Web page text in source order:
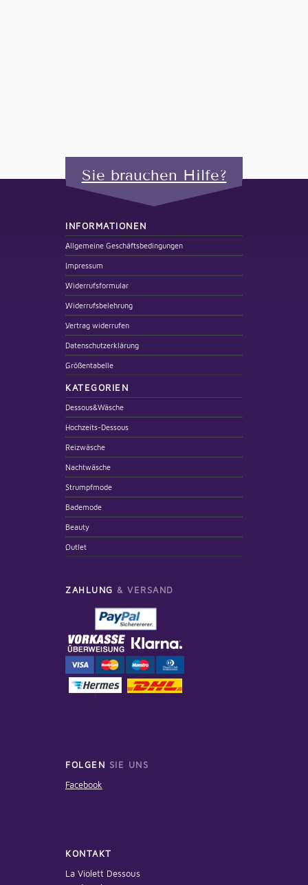
Sie brauchen Hilfe?
INFORMATIONEN
Allgemeine Geschäftsbedingungen
Impressum
Widerrufsformular
Widerrufsbelehrung
Vertrag widerrufen
Datenschutzerklärung
Größentabelle
KATEGORIEN
Dessous&Wäsche
Hochzeits-Dessous
Reizwäsche
Nachtwäsche
Strumpfmode
Bademode
Beauty
Outlet
ZAHLUNG & VERSAND
FOLGEN SIE UNS
Facebook
KONTAKT
La Violett Dessous